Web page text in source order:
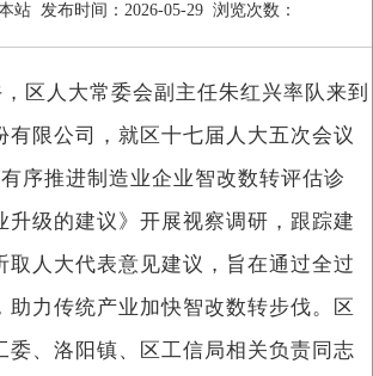
站 发布时间： 2026-05-29 浏览次数：
人大常委会副主任朱红兴率队来到
有限公司，就区十七届人大五次会议
序推进制造业企业智改数转评估诊
升级的建议》开展视察调研，跟踪建
取人大代表意见建议，旨在通过全过
助力传统产业加快智改数转步伐。区
委、洛阳镇、区工信局相关负责同志